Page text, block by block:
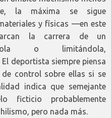
la máxima se sigue
y físicas —en este
la carrera de un
o limitándola,
deportista siempre piensa
control sobre ellas si se
indica que semejante
ficticio probablemente
pero nada más.